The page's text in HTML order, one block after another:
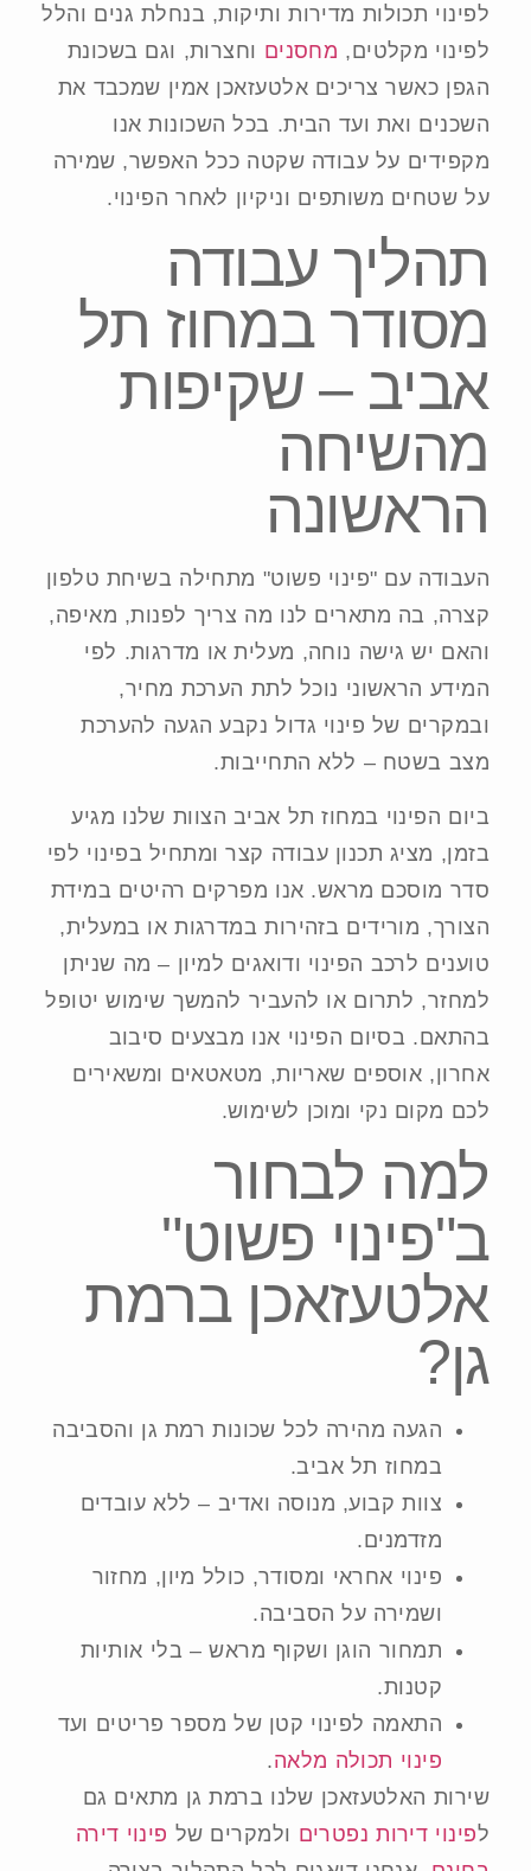
לפינוי תכולות מדירות ותיקות, בנחלת גנים והלל
לפינוי מקלטים, מחסנים וחצרות, וגם בשכונת
הגפן כאשר צריכים אלטעזאכן אמין שמכבד את
השכנים ואת ועד הבית. בכל השכונות אנו
מקפידים על עבודה שקטה ככל האפשר, שמירה
על שטחים משותפים וניקיון לאחר הפינוי.
תהליך עבודה
מסודר במחוז תל
אביב – שקיפות
מהשיחה
הראשונה
העבודה עם "פינוי פשוט" מתחילה בשיחת טלפון
קצרה, בה מתארים לנו מה צריך לפנות, מאיפה,
והאם יש גישה נוחה, מעלית או מדרגות. לפי
המידע הראשוני נוכל לתת הערכת מחיר,
ובמקרים של פינוי גדול נקבע הגעה להערכת
מצב בשטח – ללא התחייבות.
ביום הפינוי במחוז תל אביב הצוות שלנו מגיע
בזמן, מציג תכנון עבודה קצר ומתחיל בפינוי לפי
סדר מוסכם מראש. אנו מפרקים רהיטים במידת
הצורך, מורידים בזהירות במדרגות או במעלית,
טוענים לרכב הפינוי ודואגים למיון – מה שניתן
למחזר, לתרום או להעביר להמשך שימוש יטופל
בהתאם. בסיום הפינוי אנו מבצעים סיבוב
אחרון, אוספים שאריות, מטאטאים ומשאירים
לכם מקום נקי ומוכן לשימוש.
למה לבחור
ב"פינוי פשוט"
אלטעזאכן ברמת
גן?
הגעה מהירה לכל שכונות רמת גן והסביבה
במחוז תל אביב.
צוות קבוע, מנוסה ואדיב – ללא עובדים
מזדמנים.
פינוי אחראי ומסודר, כולל מיון, מחזור
ושמירה על הסביבה.
תמחור הוגן ושקוף מראש – בלי אותיות
קטנות.
התאמה לפינוי קטן של מספר פריטים ועד
פינוי תכולה מלאה.
שירות האלטעזאכן שלנו ברמת גן מתאים גם
לפינוי דירות נפטרים ולמקרים של פינוי דירה